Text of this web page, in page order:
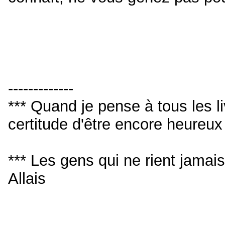
-------------
*** Quand je pense à tous les
certitude d'être encore
*** Les gens qui ne rient
Allais